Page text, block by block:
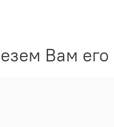
Вам его